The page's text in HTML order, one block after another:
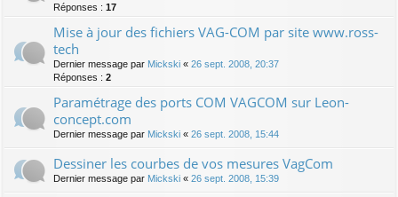
Réponses : 17
Mise à jour des fichiers VAG-COM par site www.ross-
tech
Dernier message par Mickski « 26 sept. 2008, 20:37
Réponses : 2
Paramétrage des ports COM VAGCOM sur Leon-
concept.com
Dernier message par Mickski « 26 sept. 2008, 15:44
Dessiner les courbes de vos mesures VagCom
Dernier message par Mickski « 26 sept. 2008, 15:39